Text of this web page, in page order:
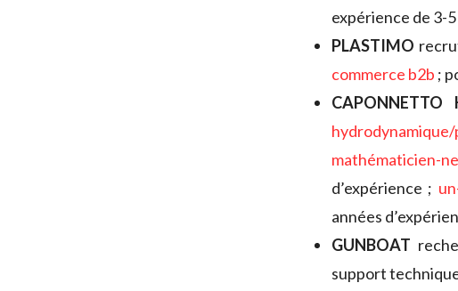
expérience de 3-
PLASTIMO
commerce b2b ;
CAPONNETTO
mathématicien-
d’expérience ;
années
GUNBOAT
support